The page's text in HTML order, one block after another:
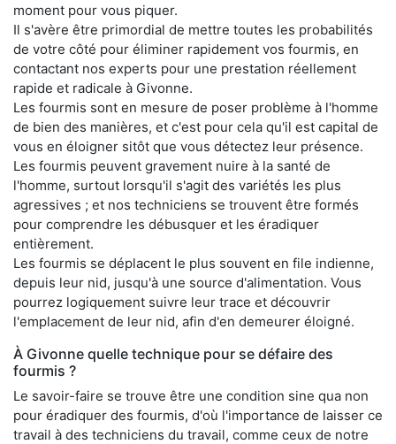
moment pour vous piquer.
Il s'avère être primordial de mettre toutes les probabilités
de votre côté pour éliminer rapidement vos fourmis, en
contactant nos experts pour une prestation réellement
rapide et radicale à Givonne.
Les fourmis sont en mesure de poser problème à l'homme
de bien des manières, et c'est pour cela qu'il est capital de
vous en éloigner sitôt que vous détectez leur présence.
Les fourmis peuvent gravement nuire à la santé de
l'homme, surtout lorsqu'il s'agit des variétés les plus
agressives ; et nos techniciens se trouvent être formés
pour comprendre les débusquer et les éradiquer
entièrement.
Les fourmis se déplacent le plus souvent en file indienne,
depuis leur nid, jusqu'à une source d'alimentation. Vous
pourrez logiquement suivre leur trace et découvrir
l'emplacement de leur nid, afin d'en demeurer éloigné.
À Givonne quelle technique pour se défaire des
fourmis ?
Le savoir-faire se trouve être une condition sine qua non
pour éradiquer des fourmis, d'où l'importance de laisser ce
travail à des techniciens du travail, comme ceux de notre